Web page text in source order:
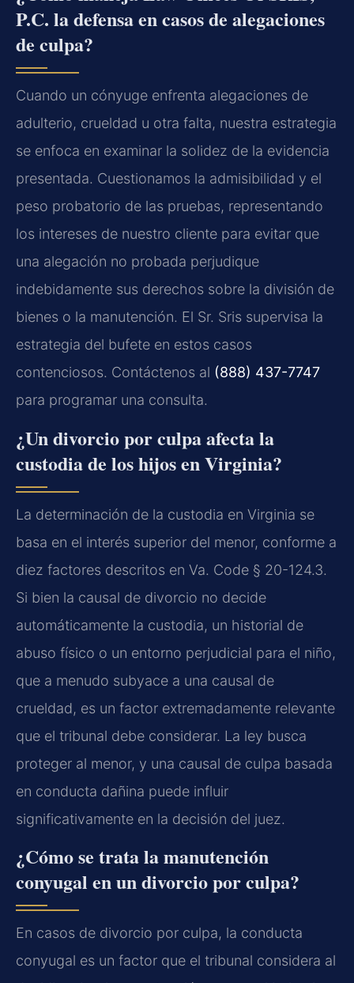
P.C. la defensa en casos de alegaciones
de culpa?
Cuando un cónyuge enfrenta alegaciones de
adulterio, crueldad u otra falta, nuestra estrategia
se enfoca en examinar la solidez de la evidencia
presentada. Cuestionamos la admisibilidad y el
peso probatorio de las pruebas, representando
los intereses de nuestro cliente para evitar que
una alegación no probada perjudique
indebidamente sus derechos sobre la división de
bienes o la manutención. El Sr. Sris supervisa la
estrategia del bufete en estos casos
contenciosos. Contáctenos al (888) 437-7747
para programar una consulta.
¿Un divorcio por culpa afecta la
custodia de los hijos en Virginia?
La determinación de la custodia en Virginia se
basa en el interés superior del menor, conforme a
diez factores descritos en Va. Code § 20-124.3.
Si bien la causal de divorcio no decide
automáticamente la custodia, un historial de
abuso físico o un entorno perjudicial para el niño,
que a menudo subyace a una causal de
crueldad, es un factor extremadamente relevante
que el tribunal debe considerar. La ley busca
proteger al menor, y una causal de culpa basada
en conducta dañina puede influir
significativamente en la decisión del juez.
¿Cómo se trata la manutención
conyugal en un divorcio por culpa?
En casos de divorcio por culpa, la conducta
conyugal es un factor que el tribunal considera al